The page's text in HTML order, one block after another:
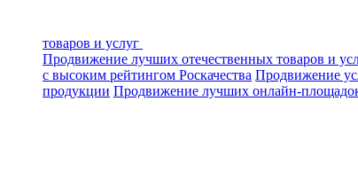
товаров и услуг
Продвижение лучших отечественных товаров и
с высоким рейтингом Роскачества Продвижение
продукции Продвижение лучших онлайн-